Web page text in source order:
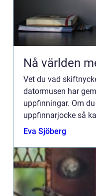
Nå världen
Vet du vad
datormusen har
uppfinningar. Om
uppfinnarjocke så
och fundera på
Eva Sjöberg